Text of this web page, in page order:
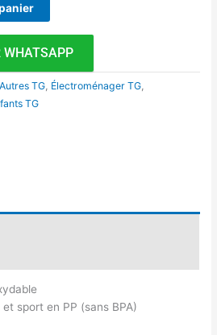
WHATSAPP
TG Électroménager TG
TG
sport en PP (sans BPA)